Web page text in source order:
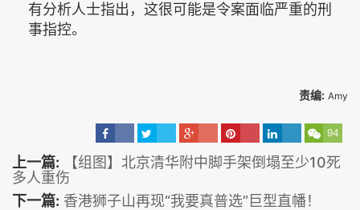
有分析人士指出，这很可能是令案面临严重的刑
事指控。
责编: Amy
94
上一篇:
【组图】北京清华附中脚手架倒塌至少10死
多人重伤
下一篇: 香港狮子山再现“我要真普选”巨型直幡！